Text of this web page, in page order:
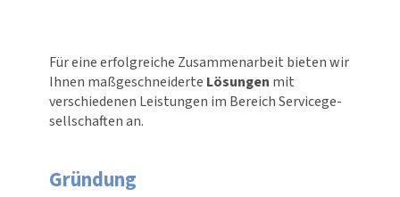
Für eine erfolg­reiche Zusam­men­ar­beit bieten wir
Ihnen maßge­schnei­derte Lösungen mit
verschie­denen Leistungen im Bereich Service­ge­
sell­schaften an.
Gründung